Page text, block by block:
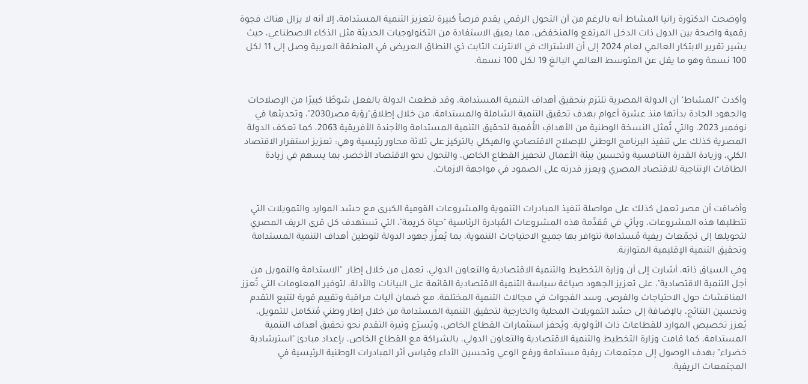
وأوضحت الدكتورة رانيا المشاط أنه بالرغم من أن التحول الرقمي يقدم فرصاً كبيرة لتعزيز التنمية المستدامة، إلا أنه لا يزال هناك فجوة
رقمية واضحة بين الدول ذات الدخل المرتفع والمنخفض، مما يعيق الاستفادة من التكنولوجيات الحديثة مثل الذكاء الاصطناعي، حيث
يشير تقرير الابتكار العالمي لعام 2024 إلى أن الاشتراك في الانترنت الثابت ذي النطاق العريض في المنطقة العربية وصل إلى 11 لكل
100 نسمة وهو ما يقل عن المتوسط العالمي البالغ 19 لكل 100 نسمة.
وأكدت "المشاط" أن الدولة المصرية تلتزم بتحقيق أهداف التنمية المستدامة، وقد قطعت الدولة بالفعل شوطًا كبيرًا من الإصلاحات
والجهود الجادة بدأتها منذ عشرة أعوام بهدف تحقيق التنمية الشاملة والمستدامة، من خلال إطلاق"رؤية مصر2030"، وتحديثها في
نوفمبر 2023، والتي تُمثل النسخة الوطنية من الأهدافِ الأُمَمية لتحقيق التنمية المستدامة والأجندة الأفريقية 2063، كما تعكف الدولة
المصرية كذلك على تنفيذ البرنامج الوطني للإصلاح الاقتصادي والهيكلي بالتركيز على ثلاثة محاور رئيسية وهي: تعزيز استقرار الاقتصاد
الكلي، وزيادة القدرة التنافسية وتحسين بيئة الأعمال لتحفيز القطاع الخاص، والتحول نحو الاقتصاد الأخضر، بما يسهم في زيادة
الطاقات الإنتاجية للاقتصاد المصري ويعزز قدرته على الصمود في مواجهة الازمات.
وأضافت أن مصر تعمل كذلك على مواصلة تنفيذ المبادرات التنموية والمشروعات القومية الكبرى مع حشد الموارد والتمويلات التي
تتطلبها هذه المشروعات، ويأتي في مُقدِّمة هذه المشروعات المُبادرة الرئاسية "حياة كريمة"، التي تستهدف كل قرى الريف المصري
لتحويلها إلى تجمّعات ريفية مُستدامة تتوافر بها جميع الاحتياجات التنموية، بما يُعزِّز جهود الدولة لتوطين أهداف التنمية المستدامة
وتحقيق التنمية الإقليمية المتوازنة.
وفي السياق ذاته، أشارت إلى أن وزارة التخطيط والتنمية الاقتصادية والتعاون الدولي، تعمل من خلال إطار "الاستدامة والتمويل من
أجل التنمية الاقتصادية"، على تعزيز الجهود صياغة سياسة التنمية الاقتصادية القائمة على البيانات والأدلة، لتوفير المعلومات التي تُعزز
المناقشات حول الاحتياجات والفرص، وسد الفجوات في مجالات التنمية المختلفة، مع ضمان آليات مراقبة وتقييم قوية لتتبع التقدم
وتحسين النتائج، بالإضافة إلى حشد التمويلات المحلية والخارجية لتحقيق التنمية المستدامة من خلال إطار وطني مُتكامل للتمويل،
يُعزز تخصيص الموارد للقطاعات ذات الأولوية، ويُحفز استثمارات القطاع الخاص، ويُسرّع وتيرة التقدم نحو تحقيق أهداف التنمية
المستدامة، كما قامت وزارة التخطيط والتنمية الاقتصادية والتعاون الدولي، بالشراكة مع القطاع الخاص، بإعداد مبادئ "استرشادية
خضراء" بهدف الوصول إلى مجتمعات ريفية مستدامة ورفع الوعي وتحسين الأداء وقياس أثر المبادرات الوطنية الرئيسية في
المجتمعات الريفية.